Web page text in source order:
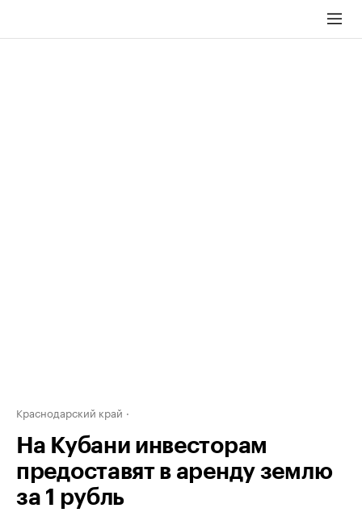
Краснодарский край
На Кубани инвесторам
предоставят в аренду землю
за 1 рубль